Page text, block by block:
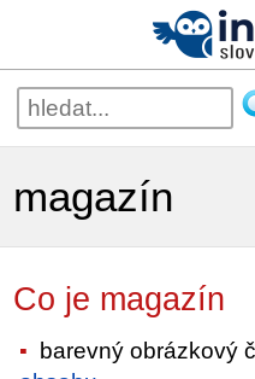
magazín
Co je magazín
barevný obrázkový